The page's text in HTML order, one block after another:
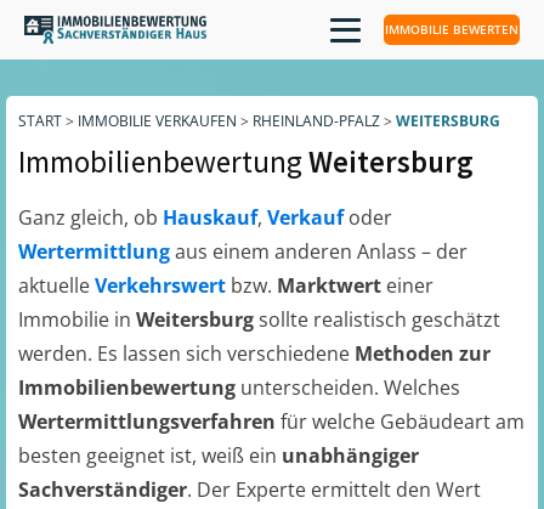
IMMOBILIE BEWERTEN
START> IMMOBILIE VERKAUFEN > RHEINLAND-PFALZ> WEITERSBURG
ImmobilienbewertungWeitersburg
Ganz gleich, ob Hauskauf, Verkaufoder
Wertermittlungaus einem anderen Anlass – der
aktuelleVerkehrswert bzw. Marktwert einer
Immobilie in Weitersburgsollte realistisch geschätzt
werden. Es lassen sich verschiedene Methoden zur
Immobilienbewertung unterscheiden. Welches
Wertermittlungsverfahren für welche Gebäudeart am
besten geeignet ist, weiß ein unabhängiger
Sachverständiger. Der Experte ermittelt den Wert